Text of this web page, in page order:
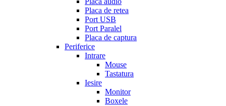
Placa de retea
Port USB
Port Paralel
Placa de captura
Periferice
Intrare
Mouse
Tastatura
Iesire
Monitor
Boxele